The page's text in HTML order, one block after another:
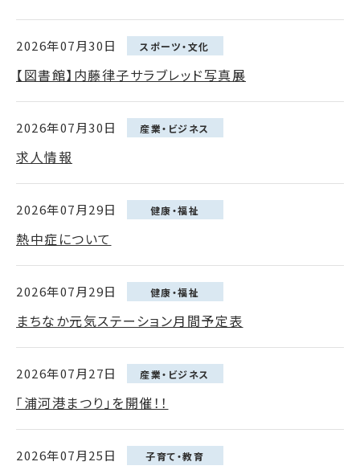
2026年07月30日 スポーツ・文化
【図書館】内藤律子サラブレッド写真展
2026年07月30日 産業・ビジネス
求人情報
2026年07月29日 健康・福祉
熱中症について
2026年07月29日 健康・福祉
まちなか元気ステーション月間予定表
2026年07月27日 産業・ビジネス
「浦河港まつり」を開催！！
2026年07月25日 子育て・教育